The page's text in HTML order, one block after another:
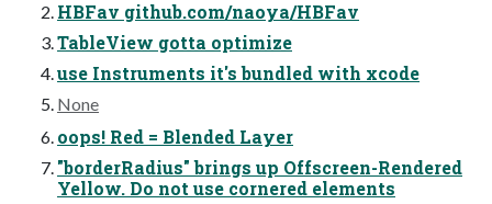
HBFav github.com/naoya/HBFav
TableView gotta optimize
use Instruments it's bundled with xcode
None
oops! Red = Blended Layer
"borderRadius" brings up Offscreen-Rendered
Yellow. Do not use cornered elements